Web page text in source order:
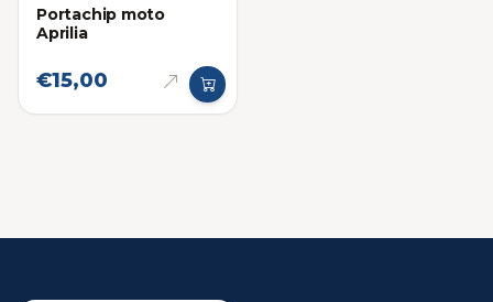
Portachip moto
Aprilia
€15,00